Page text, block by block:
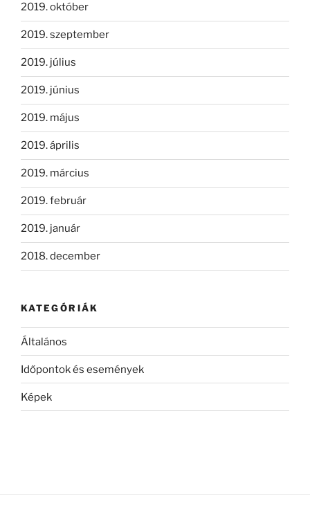
2019. október
2019. szeptember
2019. július
2019. június
2019. május
2019. április
2019. március
2019. február
2019. január
2018. december
KATEGÓRIÁK
Általános
Időpontok és események
Képek